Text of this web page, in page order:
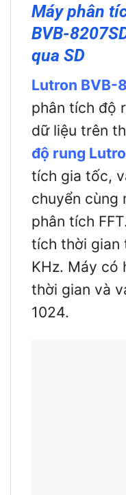
Máy phân
BVB-
qua SD
Lutron BVB-
phân tích độ
dữ liệu trên
độ rung
tích gia tốc,
chuyển cùng
phân tích
tích thời gian
KHz. Máy có
thời gian và
1024.